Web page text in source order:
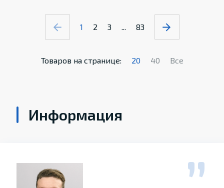
1 2 3 ... 83
Товаров на странице: 20 40 Все
Информация